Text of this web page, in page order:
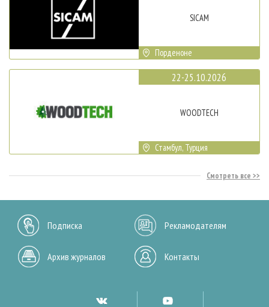
SICAM
Порденоне
22-25.10.2026
WOODTECH
Стамбул, Турция
Смотреть все
Подписка Рекламодателям
Архив журналов Контакты